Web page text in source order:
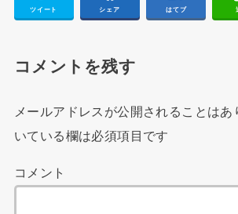
ツイート シェア はてブ
コメントを残す
メールアドレスが公開されることはあ
いている欄は必須項目です
コメント